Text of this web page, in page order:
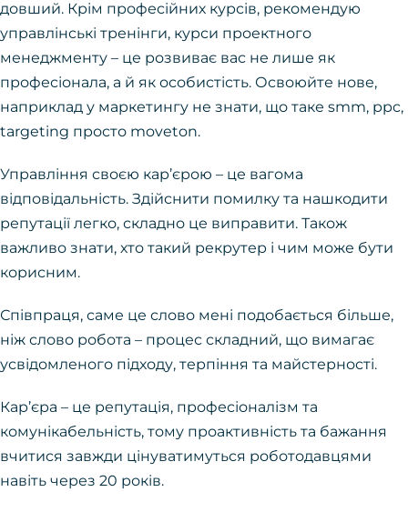
довший. Крім професійних курсів, рекомендую
управлінські тренінги, курси проектного
менеджменту – це розвиває вас не лише як
професіонала, а й як особистість. Освоюйте нове,
наприклад у маркетингу не знати, що таке smm, ppc,
targeting просто moveton.
Управління своєю кар’єрою – це вагома
відповідальність. Здійснити помилку та нашкодити
репутації легко, складно це виправити. Також
важливо знати, хто такий рекрутер і чим може бути
корисним.
Співпраця, саме це слово мені подобається більше,
ніж слово робота – процес складний, що вимагає
усвідомленого підходу, терпіння та майстерності.
Кар’єра – це репутація, професіоналізм та
комунікабельність, тому проактивність та бажання
вчитися завжди цінуватимуться роботодавцями
навіть через 20 років.